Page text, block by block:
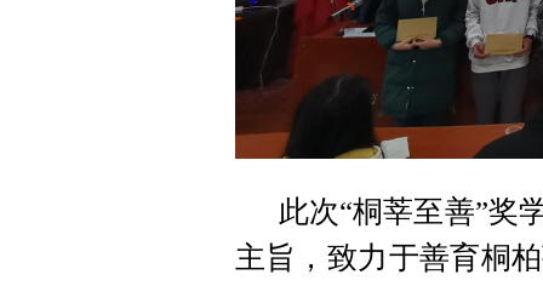
此次“桐莘至善”奖
主旨，致力于善育桐